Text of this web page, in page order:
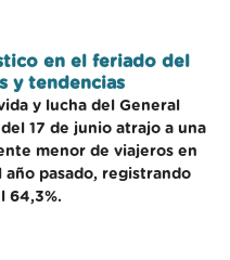
en el feriado del
y tendencias
y lucha del General
17 de junio atrajo a una
menor de viajeros en
año pasado, registrando
64,3%.